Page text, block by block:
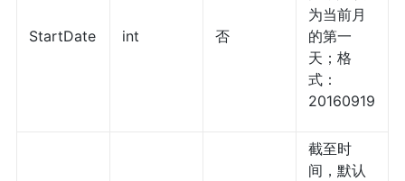
StartDate int 否
为当前月
的第一
天；格
式：
20160919
截至时
间，默认